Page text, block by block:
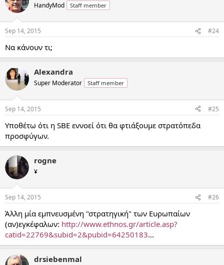
HandyMod Staff member
Sep 14, 2015 #24
Να κάνουν τι;
Alexandra
Super Moderator Staff member
Sep 14, 2015 #25
Υποθέτω ότι η SBE εννοεί ότι θα φτιάξουμε στρατόπεδα
προσφύγων.
rogne
¥
Sep 14, 2015 #26
Άλλη μία εμπνευσμένη "στρατηγική" των Ευρωπαίων
(αν)εγκέφαλων: http://www.ethnos.gr/article.asp?
catid=22769&subid=2&pubid=64250183...
drsiebenmal